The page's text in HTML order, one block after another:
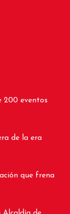
200 eventos
de la era
que frena